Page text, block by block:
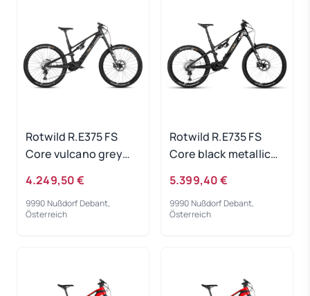
Rotwild R.E375 FS
Core vulcano grey
4.249,50 €
9990 Nußdorf Debant,
Österreich
Rotwild R.E735 FS
Core black metallic
5.399,40 €
9990 Nußdorf Debant,
Österreich